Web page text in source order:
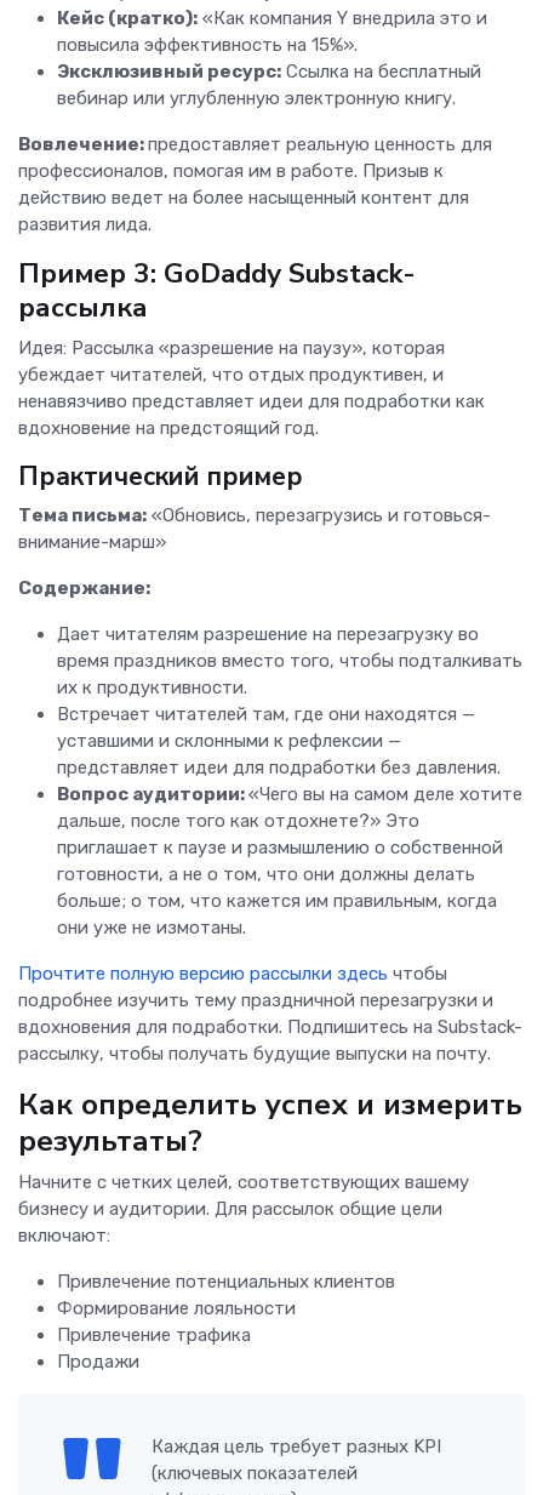
Кейс (кратко): «Как компания Y внедрила это и
повысила эффективность на 15%».
Эксклюзивный ресурс: Ссылка на бесплатный
вебинар или углубленную электронную книгу.
Вовлечение:предоставляет реальную ценность для
профессионалов, помогая им в работе. Призыв к
действию ведет на более насыщенный контент для
развития лида.
Пример 3: GoDaddy Substack-
рассылка
Идея: Рассылка «разрешение на паузу», которая
убеждает читателей, что отдых продуктивен, и
ненавязчиво представляет идеи для подработки как
вдохновение на предстоящий год.
Практический пример
Тема письма: «Обновись, перезагрузись и готовься-
внимание-марш»
Содержание:
Дает читателям разрешение на перезагрузку во
время праздников вместо того, чтобы подталкивать
их к продуктивности.
Встречает читателей там, где они находятся —
уставшими и склонными к рефлексии —
представляет идеи для подработки без давления.
Вопрос аудитории:«Чего вы на самом деле хотите
дальше, после того как отдохнете?» Это
приглашает к паузе и размышлению о собственной
готовности, а не о том, что они должны делать
больше; о том, что кажется им правильным, когда
они уже не измотаны.
Прочтите полную версию рассылки здесь чтобы
подробнее изучить тему праздничной перезагрузки и
вдохновения для подработки. Подпишитесь на Substack-
рассылку, чтобы получать будущие выпуски на почту.
Как определить успех и измерить
результаты?
Начните с четких целей, соответствующих вашему
бизнесу и аудитории. Для рассылок общие цели
включают:
Привлечение потенциальных клиентов
Формирование лояльности
Привлечение трафика
Продажи
Каждая цель требует разных KPI
(ключевых показателей